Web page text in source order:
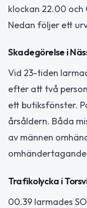
klockan 22.00 och
Nedan följer ett
Skadegörelse i
Vid 23-tiden
efter att två
ett butiksfönster.
årsåldern. Båda
av männen
omhändertagande
Trafikolycka i
00.39 larmades